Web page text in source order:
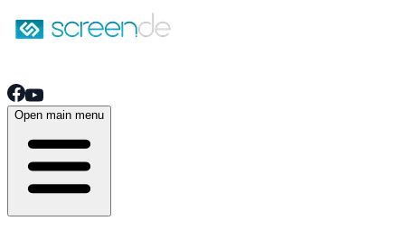
Open main menu